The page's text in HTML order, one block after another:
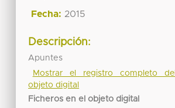
Fecha: 2015
Descripción:
Apuntes
Mostrar el registro completo del
objeto digital
Ficheros en el objeto digital